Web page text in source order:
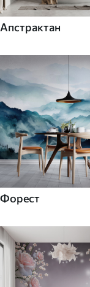
Апстрактан
Форест